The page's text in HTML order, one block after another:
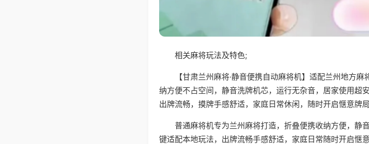
相关麻将玩法及特色;
【甘肃兰州麻将·静音便携自动麻将机】适配兰州地方
纳方便不占空间，静音洗牌机芯，运行无杂音，居家使用超
出牌流畅，摸牌手感舒适，家庭日常休闲，随时开启惬意牌局
普通麻将机专为兰州麻将打造，折叠便携收纳方便，静
键适配本地玩法，出牌流畅手感舒适，家庭日常随时开启惬意